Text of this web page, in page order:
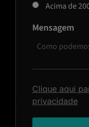
Acima de
Mensagem
Clique aqui
privacidade